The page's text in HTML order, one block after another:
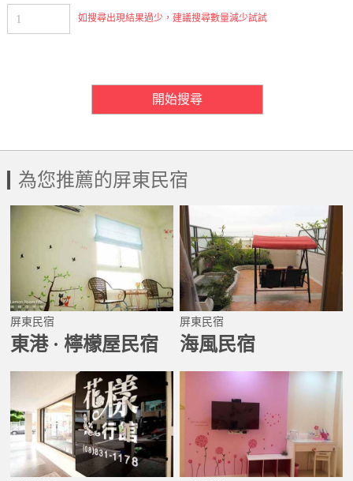
如搜尋出現結果過少，建議搜尋數量減少試試
開始搜尋
為您推薦的屏東民宿
屏東民宿
東港 · 檸檬屋民宿
屏東民宿
海風民宿